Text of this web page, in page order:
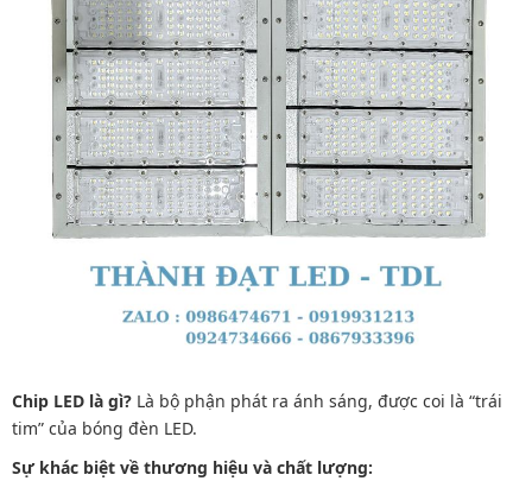
Chip LED là gì? Là bộ phận phát ra ánh sáng, được coi là “trái
tim” của bóng đèn LED.
Sự khác biệt về thương hiệu và chất lượng: